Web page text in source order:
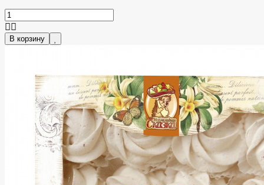
В корзину